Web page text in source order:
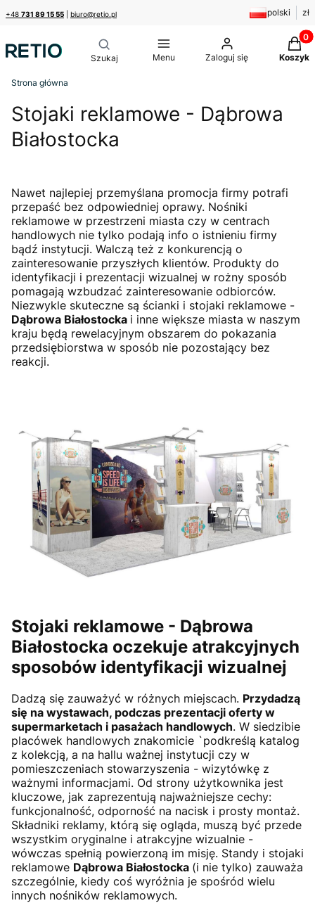
+48 731 89 15 55 biuro@retio.pl polski zł
Menu Zaloguj się Koszyk
Strona główna
Stojaki reklamowe - Dąbrowa
Białostocka
Nawet najlepiej przemyślana promocja firmy potrafi
przepaść bez odpowiedniej oprawy. Nośniki
reklamowe w przestrzeni miasta czy w centrach
handlowych nie tylko podają info o istnieniu firmy
bądź instytucji. Walczą też z konkurencją o
zainteresowanie przyszłych klientów. Produkty do
identyfikacji i prezentacji wizualnej w rożny sposób
pomagają wzbudzać zainteresowanie odbiorców.
Niezwykle skuteczne są ścianki i stojaki reklamowe -
Dąbrowa Białostocka i inne większe miasta w naszym
kraju będą rewelacyjnym obszarem do pokazania
przedsiębiorstwa w sposób nie pozostający bez
reakcji.
Stojaki reklamowe - Dąbrowa
Białostocka oczekuje atrakcyjnych
sposobów identyfikacji wizualnej
Dadzą się zauważyć w różnych miejscach. Przydadzą
się na wystawach, podczas prezentacji oferty w
supermarketach i pasażach handlowych. W siedzibie
placówek handlowych znakomicie `podkreślą katalog
z kolekcją, a na hallu ważnej instytucji czy w
pomieszczeniach stowarzyszenia - wizytówkę z
ważnymi informacjami. Od strony użytkownika jest
kluczowe, jak zaprezentują najważniejsze cechy:
funkcjonalność, odporność na nacisk i prosty montaż.
Składniki reklamy, którą się ogląda, muszą być przede
wszystkim oryginalne i atrakcyjne wizualnie -
wówczas spełnią powierzoną im misję. Standy i stojaki
reklamowe Dąbrowa Białostocka (i nie tylko) zauważa
szczególnie, kiedy coś wyróżnia je spośród wielu
innych nośników reklamowych.